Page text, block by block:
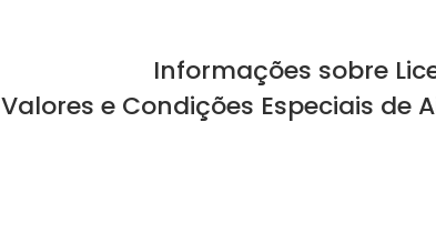
Informações sobre
Valores e Condições Especiais de